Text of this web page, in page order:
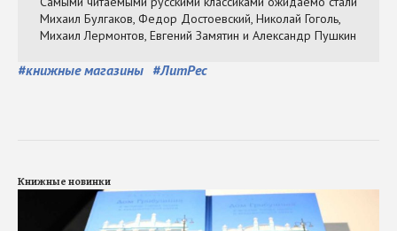
#книжные магазины #ЛитРес
Книжные новинки